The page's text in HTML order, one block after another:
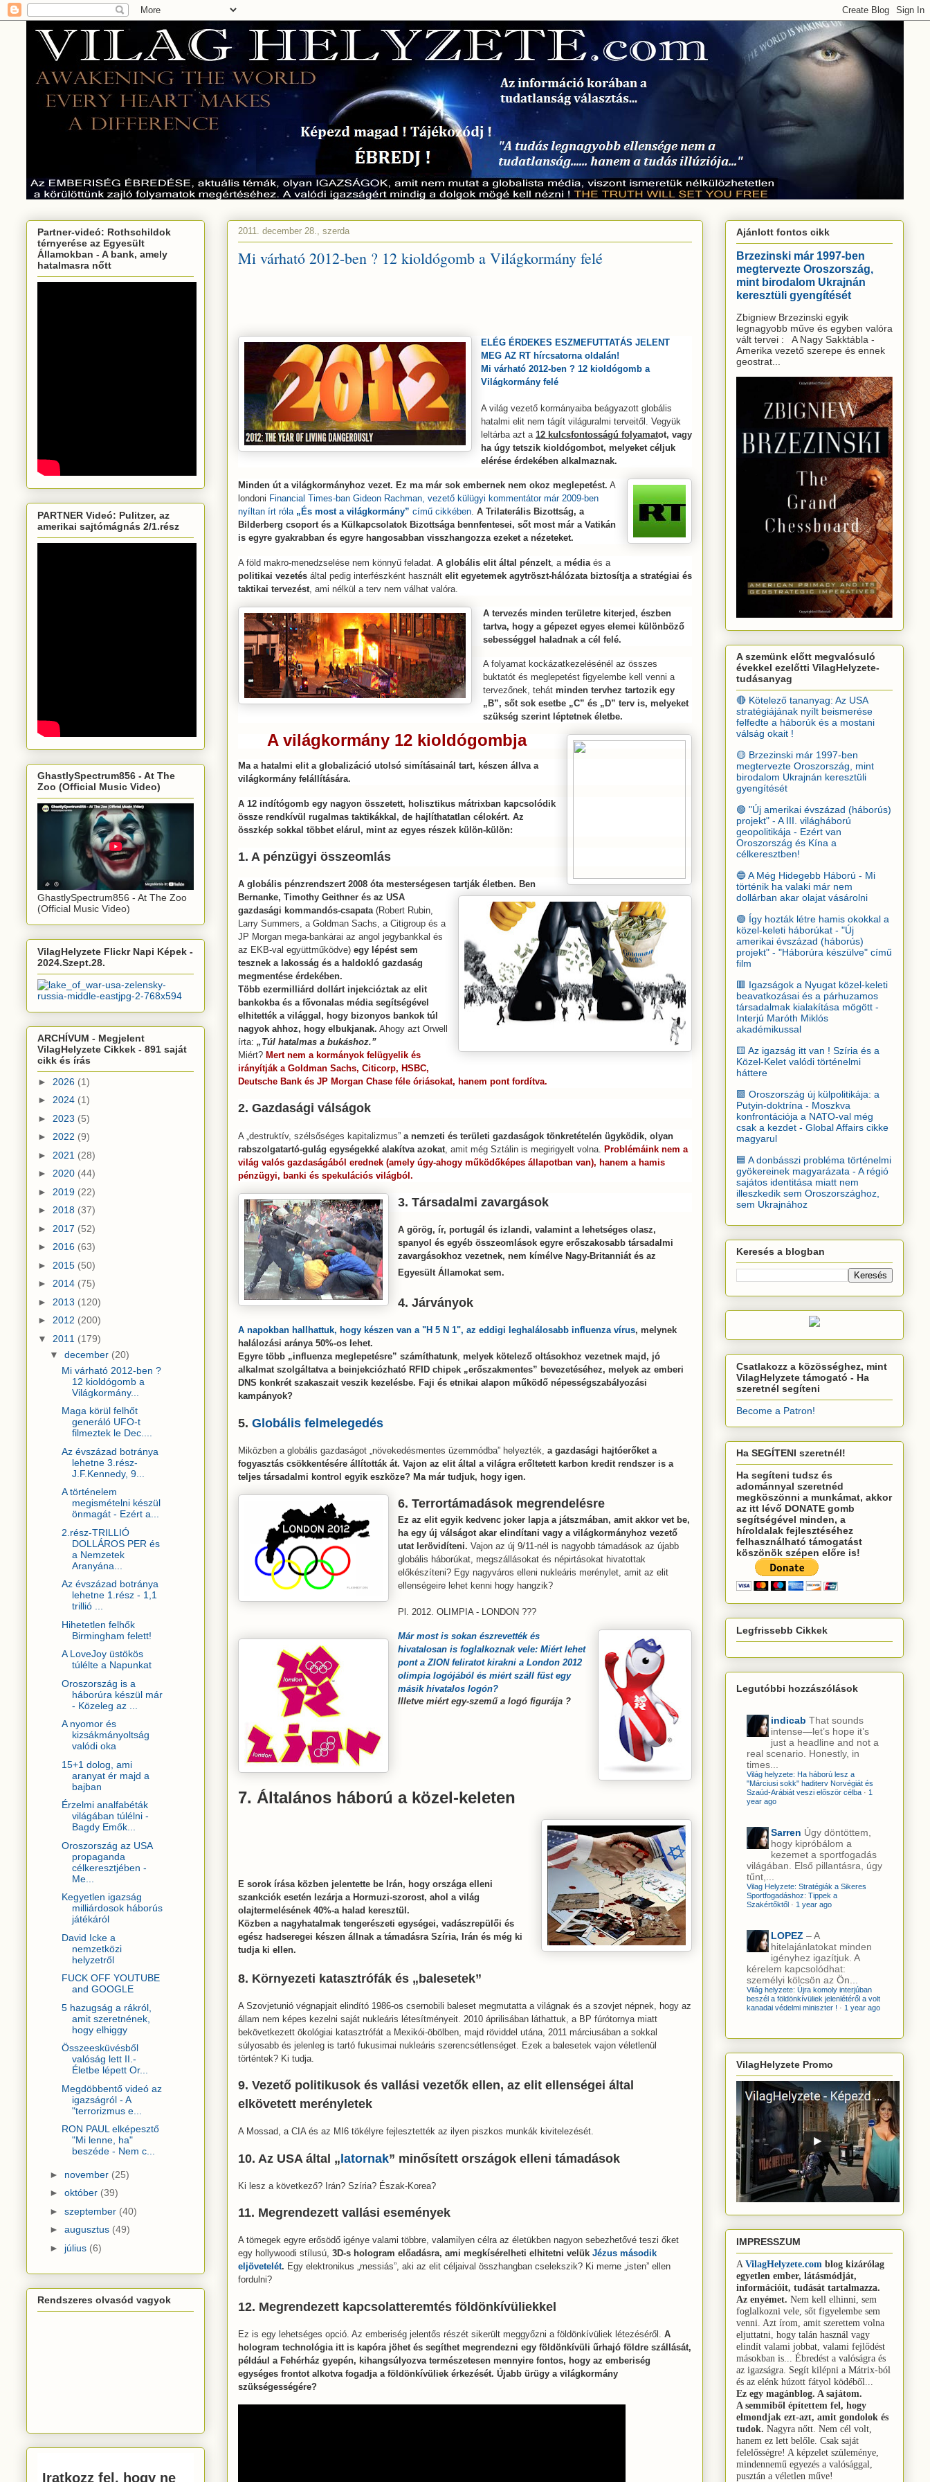
2011. december 28., szerda
Mi várható 2012-ben ? 12 kioldógomb a Világkormány felé
ELÉG ÉRDEKES ESZMEFUTTATÁS JELENT
MEG AZ RT hírcsatorna oldalán!
Mi várható 2012-ben ? 12 kioldógomb a
Világkormány felé
A világ vezető kormányaiba beágyazott globális
hatalmi elit nem tágít világuralmi terveitől. Vegyük
leltárba azt a 12 kulcsfontosságú folyamatot, vagy
ha úgy tetszik kioldógombot, melyeket céljuk
elérése érdekében alkalmaznak.
Minden út a világkormányhoz vezet. Ez ma már sok embernek nem okoz meglepetést. A
londoni Financial Times-ban Gideon Rachman, vezető külügyi kommentátor már 2009-ben
nyíltan írt róla „És most a világkormány” című cikkében. A Trilaterális Bizottság, a
Bilderberg csoport és a Külkapcsolatok Bizottsága bennfentesei, sőt most már a Vatikán
is egyre gyakrabban és egyre hangosabban visszhangozza ezeket a nézeteket.
A föld makro-menedzselése nem könnyű feladat. A globális elit által pénzelt , a média és a
politikai vezetés által pedig interfészként használt elit egyetemek agytröszt-hálózata biztosítja a stratégiai és
taktikai tervezést , ami nélkül a terv nem válhat valóra.
A tervezés minden területre kiterjed, észben
tartva, hogy a gépezet egyes elemei különböző
sebességgel haladnak a cél felé.
A folyamat kockázatkezelésénél az összes
buktatót és meglepetést figyelembe kell venni a
tervezőnek, tehát minden tervhez tartozik egy
„B”, sőt sok esetbe „C” és „D” terv is, melyeket
szükség szerint léptetnek életbe.
A világkormány 12 kioldógombja
Ma a hatalmi elit a globalizáció utolsó simításainál tart, készen állva a
világkormány felállítására.
A 12 indítógomb egy nagyon összetett, holisztikus mátrixban kapcsolódik
össze rendkívül rugalmas taktikákkal, de hajlíthatatlan célokért. Az
összkép sokkal többet elárul, mint az egyes részek külön-külön:
1. A pénzügyi összeomlás
A globális pénzrendszert 2008 óta mesterségesen tartják életben. Ben
Bernanke, Timothy Geithner és az USA
gazdasági kommandós-csapata(Robert Rubin,
Larry Summers, a Goldman Sachs, a Citigroup és a
JP Morgan mega-bankárai az angol jegybankkal és
az EKB-val együttműködve) egy lépést sem
tesznek a lakosság és a haldokló gazdaság
megmentése érdekében.
Több ezermilliárd dollárt injekcióztak az elit
bankokba és a fővonalas média segítségével
elhitették a világgal, hogy bizonyos bankok túl
nagyok ahhoz, hogy elbukjanak. Ahogy azt Orwell
írta: „Túl hatalmas a bukáshoz.”
Miért? Mert nem a kormányok felügyelik és
irányítják a Goldman Sachs, Citicorp, HSBC,
Deutsche Bank és JP Morgan Chase féle óriásokat, hanem pont fordítva.
2. Gazdasági válságok
A „destruktív, szélsőséges kapitalizmus” a nemzeti és területi gazdaságok tönkretételén ügyködik, olyan
rabszolgatartó-gulág egységekké alakítva azokat , amit még Sztálin is megirigyelt volna. Problémáink nem a
világ valós gazdaságából erednek (amely úgy-ahogy működőképes állapotban van), hanem a hamis
pénzügyi, banki és spekulációs világból.
3. Társadalmi zavargások
A görög, ír, portugál és izlandi, valamint a lehetséges olasz,
spanyol és egyéb összeomlások egyre erőszakosabb társadalmi
zavargásokhoz vezetnek, nem kímélve Nagy-Britanniát és az
Egyesült Államokat sem.
4. Járványok
A napokban hallhattuk, hogy készen van a "H 5 N 1", az eddigi leghalálosabb influenza vírus, melynek
halálozási aránya 50%-os lehet.
Egyre több „influenza meglepetésre” számíthatunk, melyek kötelező oltásokhoz vezetnek majd, jó
alkalmat szolgáltatva a beinjekciózható RFID chipek „erőszakmentes” bevezetéséhez, melyek az emberi
DNS konkrét szakaszait veszik kezelésbe. Faji és etnikai alapon működő népességszabályozási
kampányok?
5. Globális felmelegedés
Miközben a globális gazdaságot „növekedésmentes üzemmódba” helyezték, a gazdasági hajtóerőket a
fogyasztás csökkentésére állították át. Vajon az elit által a világra erőltetett karbon kredit rendszer is a
teljes társadalmi kontrol egyik eszköze? Ma már tudjuk, hogy igen.
6. Terrortámadások megrendelésre
Ez az elit egyik kedvenc joker lapja a játszmában, amit akkor vet be,
ha egy új válságot akar elindítani vagy a világkormányhoz vezető
utat lerövidíteni. Vajon az új 9/11-nél is nagyobb támadások az újabb
globális háborúkat, megszállásokat és népirtásokat hivatottak
előkészíteni? Egy nagyváros elleni nukleáris merénylet, amit az elit
ellenségeire lehet kenni hogy hangzik?
Pl. 2012. OLIMPIA - LONDON ???
Már most is sokan észrevették és
hivatalosan is foglalkoznak vele: Miért lehet
pont a ZION feliratot kirakni a London 2012
olimpia logójából és miért száll füst egy
másik hivatalos logón?
Illetve miért egy-szemű a logó figurája ?
7. Általános háború a közel-keleten
E sorok írása közben jelentette be Irán, hogy országa elleni
szankciók esetén lezárja a Hormuzi-szorost, ahol a világ
olajtermelésének 40%-a halad keresztül.
Közben a nagyhatalmak tengerészeti egységei, vadászrepülői és
egész hadseregei készen állnak a támadásra Szíria, Irán és még ki
tudja ki ellen.
8. Környezeti katasztrófák és „balesetek”
A Szovjetunió végnapjait elindító 1986-os csernobili baleset megmutatta a világnak és a szovjet népnek, hogy az
állam nem képes kezelni saját nukleáris létesítményeit. 2010 áprilisában láthattuk, a BP fúrótornya miatt
bekövetkezett ökológiai katasztrófát a Mexikói-öbölben, majd röviddel utána, 2011 márciusában a sokkal
súlyosabb és jelenleg is tartó fukusimai nukleáris szerencsétlenséget. Ezek a balesetek vajon véletlenül
történtek? Ki tudja.
9. Vezető politikusok és vallási vezetők ellen, az elit ellenségei által
elkövetett merényletek
A Mossad, a CIA és az MI6 tökélyre fejlesztették az ilyen piszkos munkák kivitelezését.
10. Az USA által „latornak” minősített országok elleni támadások
Ki lesz a következő? Irán? Szíria? Észak-Korea?
11. Megrendezett vallási események
A tömegek egyre erősödő igénye valami többre, valamilyen célra az életükben nagyon sebezhetővé teszi őket
egy hollywoodi stílusú, 3D-s hologram előadásra, ami megkísérelheti elhitetni velük Jézus második
eljövetelét. Egy elektronikus „messiás”, aki az elit céljaival összhangban cselekszik? Ki merne „isten” ellen
fordulni?
12. Megrendezett kapcsolatteremtés földönkívüliekkel
Ez is egy lehetséges opció. Az emberiség jelentős részét sikerült meggyőzni a földönkívüliek létezéséről. A
hologram technológia itt is kapóra jöhet és segíthet megrendezni egy földönkívüli űrhajó földre szállását,
például a Fehérház gyepén, kihangsúlyozva természetesen mennyire fontos, hogy az emberiség
egységes frontot alkotva fogadja a földönkívüliek érkezését. Újabb ürügy a világkormány
szükségességére?
Partner-videó: Rothschildok
térnyerése az Egyesült
Államokban - A bank, amely
hatalmasra nőtt
PARTNER Videó: Pulitzer, az
amerikai sajtómágnás 2/1.rész
GhastlySpectrum856 - At The
Zoo (Official Music Video)
GhastlySpectrum856 - At The Zoo
(Official Music Video)
VilagHelyzete Flickr Napi Képek -
2024.Szept.28.
ARCHÍVUM - Megjelent
VilagHelyzete Cikkek - 891 saját
cikk és írás
► 2026 (1)
► 2024 (1)
► 2023 (5)
► 2022 (9)
► 2021 (28)
► 2020 (44)
► 2019 (22)
► 2018 (37)
► 2017 (52)
► 2016 (63)
► 2015 (50)
► 2014 (75)
► 2013 (120)
► 2012 (200)
▼ 2011 (179)
▼ december (20)
Mi várható 2012-ben ?
12 kioldógomb a
Világkormány...
Maga körül felhőt
generáló UFO-t
filmeztek le Dec....
Az évszázad botránya
lehetne 3.rész-
J.F.Kennedy, 9...
A történelem
megismételni készül
önmagát - Ezért a...
2.rész-TRILLIÓ
DOLLÁROS PER és
a Nemzetek
Aranyána...
Az évszázad botránya
lehetne 1.rész - 1,1
trillió ...
Hihetetlen felhők
Birmingham felett!
A LoveJoy üstökös
túlélte a Napunkat
Oroszország is a
háborúra készül már
- Közeleg az ...
A nyomor és
kizsákmányoltság
valódi oka
15+1 dolog, ami
aranyat ér majd a
bajban
Érzelmi analfabéták
világában túlélni -
Bagdy Emők...
Oroszország az USA
propaganda
célkeresztjében -
Me...
Kegyetlen igazság
milliárdosok háborús
játékáról
David Icke a
nemzetközi
helyzetről
FUCK OFF YOUTUBE
and GOOGLE
5 hazugság a rákról,
amit szeretnének,
hogy elhiggy
Összeesküvésből
valóság lett II.-
Életbe lépett Or...
Megdöbbentő videó az
igazságról - A
"terrorizmus e...
RON PAUL elképesztő
"Mi lenne, ha"
beszéde - Nem c...
► november (25)
► október (39)
► szeptember (40)
► augusztus (49)
► július (6)
Rendszeres olvasód vagyok
Iratkozz fel, hogy ne
Ajánlott fontos cikk
Brzezinski már 1997-ben
megtervezte Oroszország,
mint birodalom Ukrajnán
keresztüli gyengítését
Zbigniew Brzezinski egyik
legnagyobb műve és egyben valóra
vált tervei : A Nagy Sakktábla -
Amerika vezető szerepe és ennek
geostrat...
A szemünk előtt megvalósuló
évekkel ezelőtti VilagHelyzete-
tudásanyag
🔴 Kötelező tananyag: Az USA
stratégiájának nyílt beismerése
felfedte a háborúk és a mostani
válság okait !
🟡 Brzezinski már 1997-ben
megtervezte Oroszország, mint
birodalom Ukrajnán keresztüli
gyengítését
🟢 "Új amerikai évszázad (háborús)
projekt" - A III. világháború
geopolitikája - Ezért van
Oroszország és Kína a
célkeresztben!
🔵 A Még Hidegebb Háború - Mi
történik ha valaki már nem
dollárban akar olajat vásárolni
🟣 Így hozták létre hamis okokkal a
közel-keleti háborúkat - "Új
amerikai évszázad (háborús)
projekt" - "Háborúra készülve" című
film
🟥 Igazságok a Nyugat közel-keleti
beavatkozásai és a párhuzamos
társadalmak kialakítása mögött -
Interjú Maróth Miklós
akadémikussal
🟨 Az igazság itt van ! Szíria és a
Közel-Kelet valódi történelmi
háttere
🟩 Oroszország új külpolitikája: a
Putyin-doktrína - Moszkva
konfrontációja a NATO-val még
csak a kezdet - Global Affairs cikke
magyarul
🟦 A donbásszi probléma történelmi
gyökereinek magyarázata - A régió
sajátos identitása miatt nem
illeszkedik sem Oroszországhoz,
sem Ukrajnához
Keresés a blogban
Csatlakozz a közösséghez, mint
VilagHelyzete támogató - Ha
szeretnél segíteni
Become a Patron!
Ha SEGÍTENI szeretnél!
Ha segíteni tudsz és
adománnyal szeretnéd
megköszönni a munkámat, akkor
az itt lévő DONATE gomb
segítségével minden, a
híroldalak fejlesztéséhez
felhasználható támogatást
köszönök szépen előre is!
Legfrissebb Cikkek
Legutóbbi hozzászólások
indicab That sounds
intense—let’s hope it’s
just a headline and not a
real scenario. Honestly, in
times...
Világ helyzete: Ha háború lesz a
"Márciusi sokk" haditerv Norvégiát és
Szaúd-Arábiát veszi először célba · 1
year ago
Sarren Úgy döntöttem,
hogy kipróbálom a
kezemet a sportfogadás
világában. Első pillantásra, úgy
tűnt,...
Vilag Helyzete: Stratégiák a Sikeres
Sportfogadáshoz: Tippek a
Szakértőktől · 1 year ago
LOPEZ – A
hitelajánlatokat minden
igényhez igazítjuk. A
kérelem kapcsolódhat:
személyi kölcsön az Ön...
Világ helyzete: Újra komoly interjúban
beszél a földönkívüliek jelenlétéről a volt
kanadai védelmi miniszter ! · 1 year ago
VilagHelyzete Promo
IMPRESSZUM
A VilagHelyzete.com blog kizárólag
egyetlen ember, látásmódját,
információit, tudását tartalmazza.
Az enyémet. Nem kell elhinni, sem
foglalkozni vele, sőt figyelembe sem
venni. Azt írom, amit szerettem volna
eljuttatni, hogy talán használ vagy
elindít valami jobbat, valami fejlődést
másokban is... Ébredést a valóságra és
az igazságra. Segít kilépni a Mátrix-ból
és az elénk húzott fátyol ködéből...
Ez egy magánblog. A sajátom.
A semmiből építettem fel, hogy
elmondjak ezt-azt, amit gondolok és
tudok. Nagyra nőtt. Nem cél volt,
hanem ez lett belőle. Csak saját
felelősségre! A képzelet szüleménye,
mindennemű egyezés a valósággal,
pusztán a véletlen műve!